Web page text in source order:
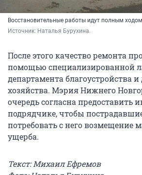
Восстановительные работы идут полным ходом
Источник: Наталья Бурухина.
После этого качество ремонта
помощью специализированной
департамента благоустройства
хозяйства. Мэрия Нижнего
очередь согласна предоставить
подрядчике, чтобы
потребовать с него возмещение
ущерба.
Текст: Михаил Ефремов